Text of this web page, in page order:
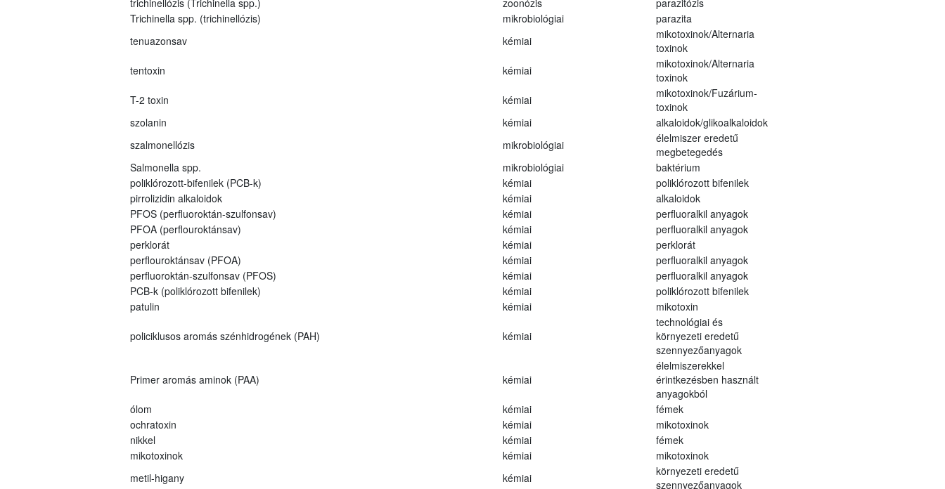
Trichinella spp. (trichinellózis)
mikrobiológiai
parazita
tenuazonsav
kémiai
mikotoxinok/Alternaria
toxinok
tentoxin
kémiai
mikotoxinok/Alternaria
toxinok
T-2 toxin
kémiai
mikotoxinok/Fuzárium-
toxinok
szolanin
kémiai
alkaloidok/glikoalkaloidok
szalmonellózis
mikrobiológiai
élelmiszer eredetű
megbetegedés
Salmonella spp.
mikrobiológiai
baktérium
poliklórozott-bifenilek (PCB-k)
kémiai
poliklórozott bifenilek
pirrolizidin alkaloidok
kémiai
alkaloidok
PFOS (perfluoroktán-szulfonsav)
kémiai
perfluoralkil anyagok
PFOA (perflouroktánsav)
kémiai
perfluoralkil anyagok
perklorát
kémiai
perklorát
perflouroktánsav (PFOA)
kémiai
perfluoralkil anyagok
perfluoroktán-szulfonsav (PFOS)
kémiai
perfluoralkil anyagok
PCB-k (poliklórozott bifenilek)
kémiai
poliklórozott bifenilek
patulin
kémiai mikotoxin
policiklusos aromás szénhidrogének (PAH) kémiai
technológiai és
környezeti eredetű
szennyezőanyagok
Primer aromás aminok (PAA) kémiai
élelmiszerekkel
érintkezésben használt
anyagokból
ólom
kémiai
fémek
ochratoxin
kémiai
mikotoxinok
nikkel
kémiai
fémek
mikotoxinok
kémiai
mikotoxinok
metil-higany
kémiai
környezeti eredetű
szennyezőanyagok